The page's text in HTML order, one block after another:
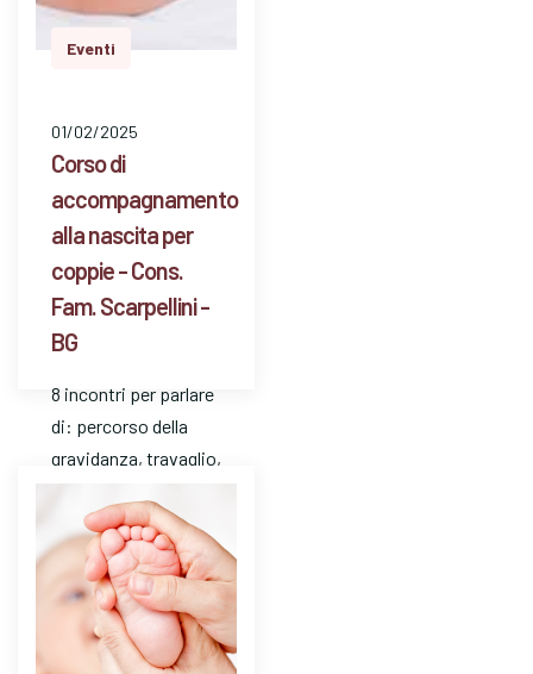
Eventi
01/02/2025
Corso di
accompagnamento
alla nascita per
coppie - Cons.
Fam. Scarpellini -
BG
8 incontri per parlare
di: percorso della
gravidanza, travaglio,
parto, puerperio,
allattamento, vita
dopo la nascita del
bambino/a.
Possibilità…